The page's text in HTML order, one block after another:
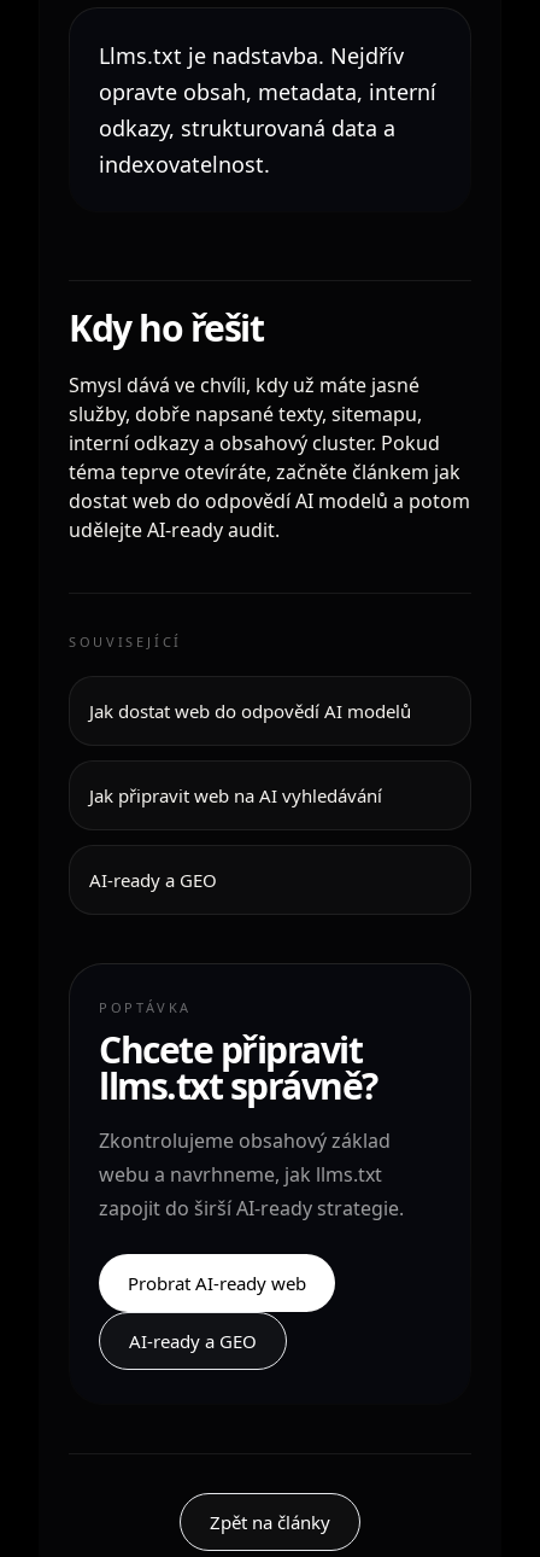
Llms.txt je nadstavba. Nejdřív
opravte obsah, metadata, interní
odkazy, strukturovaná data a
indexovatelnost.
Kdy ho řešit
Smysl dává ve chvíli, kdy už máte jasné
služby, dobře napsané texty, sitemapu,
interní odkazy a obsahový cluster. Pokud
téma teprve otevíráte, začněte článkem jak
dostat web do odpovědí AI modelů a potom
udělejteAI-ready audit.
SOUVISEJÍCÍ
Jak dostat web do odpovědí AI modelů
Jak připravit web na AI vyhledávání
AI-ready a GEO
POPTÁVKA
Chcete připravit
llms.txt správně?
Zkontrolujeme obsahový základ
webu a navrhneme, jak llms.txt
zapojit do širší AI-ready strategie.
Probrat AI-ready web
AI-ready a GEO
Zpět na články